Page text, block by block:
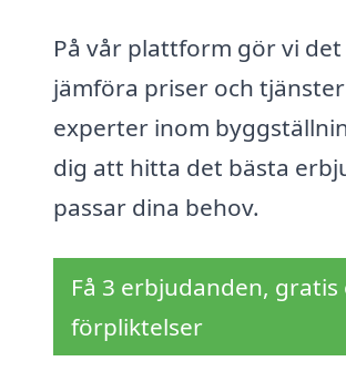
På vår plattform gör vi
jämföra priser och
experter inom
dig att hitta det bästa
passar dina behov.
Få 3 erbjudanden,
förpliktelser